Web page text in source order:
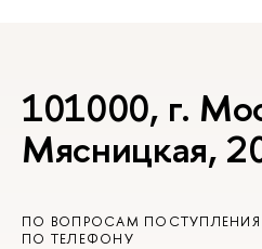
101000, г.
Мясницкая,
ПО ВОПРОСАМ ПОСТУПЛЕНИЯ
ПО ТЕЛЕФОНУ